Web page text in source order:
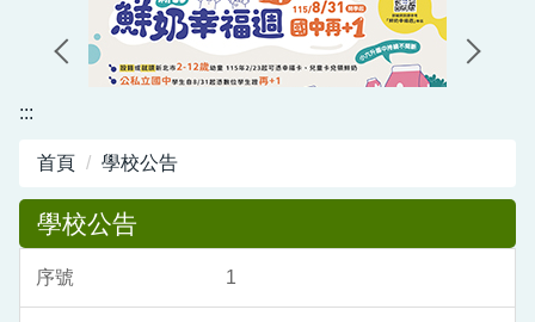
公告訊息
資訊中心
:::
首頁 學校公告
學校公告
1